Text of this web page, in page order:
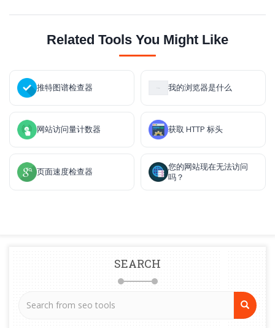
Related Tools You Might Like
推特图谱检查器 我的浏览器是什么
网站访问量计数器 获取 HTTP 标头
页面速度检查器
您的网站现在无法访问
吗？
SEARCH